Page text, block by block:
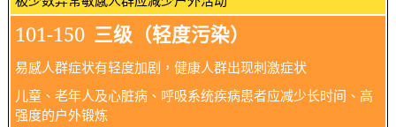
101-150 三级（轻度污染）
易感人群症状有轻度加剧，健康人群出现刺激症状
儿童、老年人及心脏病、呼吸系统疾病患者应减少长时间、高
强度的户外锻炼